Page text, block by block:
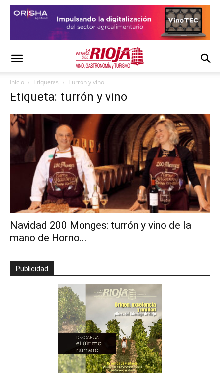
Inicio Etiquetas Turrón y vino
Etiqueta: turrón y vino
Navidad 200 Monges: turrón y vino de la
mano de Horno...
Publicidad